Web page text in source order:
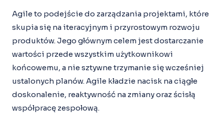
Agile to podejście do zarządzania projektami, które
skupia się na iteracyjnym i przyrostowym rozwoju
produktów. Jego głównym celem jest dostarczanie
wartości przede wszystkim użytkownikowi
końcowemu, a nie sztywne trzymanie się wcześniej
ustalonych planów. Agile kładzie nacisk na ciągłe
doskonalenie, reaktywność na zmiany oraz ścisłą
współpracę zespołową.